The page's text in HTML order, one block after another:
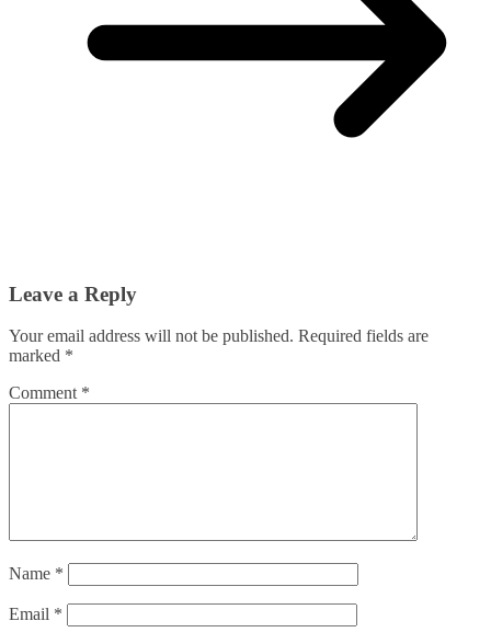
Leave a Reply
Your email address will not be published. Required fields are
marked *
Comment *
Name *
Email *